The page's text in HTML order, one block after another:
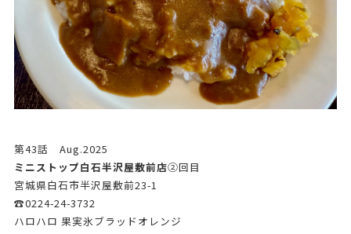
第43話 Aug.2025
ミニストップ白石半沢屋敷前店➁回目
宮城県白石市半沢屋敷前23-1
☎0224-24-3732
ハロハロ 果実氷ブラッドオレンジ